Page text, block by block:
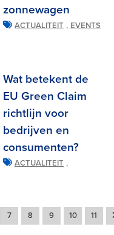
zonnewagen
ACTUALITEIT , EVENTS
Wat betekent de
EU Green Claim
richtlijn voor
bedrijven en
consumenten?
ACTUALITEIT ,
7 8 9 10 11